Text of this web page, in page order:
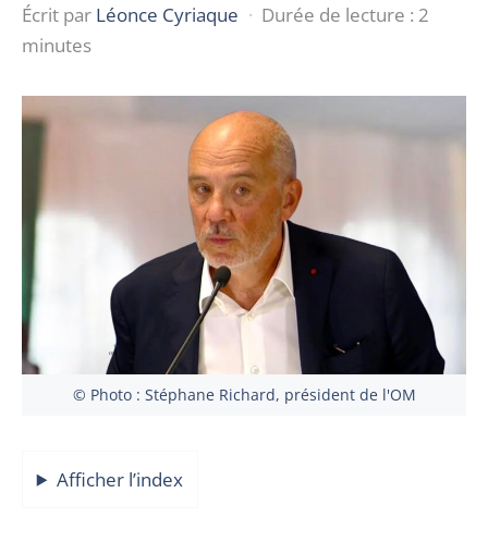
Écrit par Léonce Cyriaque · Durée de lecture : 2
minutes
© Photo : Stéphane Richard, président de l'OM
Afficher l’index